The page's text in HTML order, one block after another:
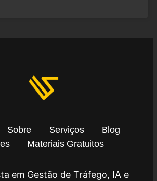
Sobre Serviços
Blog
Materiais Gratuitos
em Gestão de Tráfego, IA e